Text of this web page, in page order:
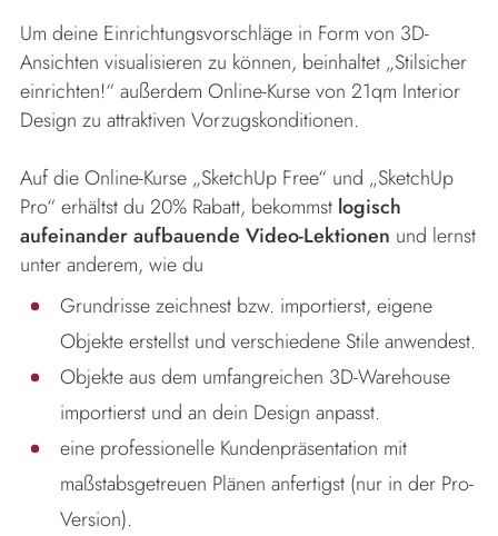
Um deine Einrichtungsvorschläge in Form von 3D-
Ansichten visualisieren zu können, beinhaltet „Stilsicher
einrichten!“ außerdem Online-Kurse von 21qm Interior
Design zu attraktiven Vorzugskonditionen.
Auf die Online-Kurse „SketchUp Free“ und „SketchUp
Pro“ erhältst du 20% Rabatt, bekommst logisch
aufeinander aufbauende Video-Lektionen und lernst
unter anderem, wie du
Grundrisse zeichnest bzw. importierst, eigene
Objekte erstellst und verschiedene Stile anwendest.
Objekte aus dem umfangreichen 3D-Warehouse
importierst und an dein Design anpasst.
eine professionelle Kundenpräsentation mit
maßstabsgetreuen Plänen anfertigst (nur in der Pro-
Version).